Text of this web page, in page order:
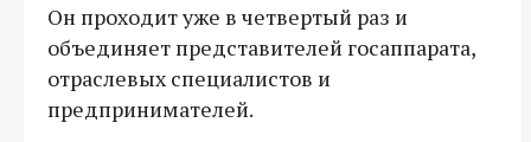
Он проходит уже в четвертый раз и
объединяет представителей госаппарата,
отраслевых специалистов и
предпринимателей.